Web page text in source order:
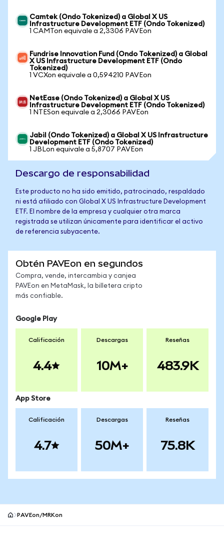
Camtek (Ondo Tokenized) a Global X US
Infrastructure Development ETF (Ondo Tokenized)
1 CAMTon equivale a 2,3306 PAVEon
Fundrise Innovation Fund (Ondo Tokenized) a Global
X US Infrastructure Development ETF (Ondo
Tokenized)
1 VCXon equivale a 0,594210 PAVEon
NetEase (Ondo Tokenized) a Global X US
Infrastructure Development ETF (Ondo Tokenized)
1 NTESon equivale a 2,3066 PAVEon
Jabil (Ondo Tokenized) a Global X US Infrastructure
Development ETF (Ondo Tokenized)
1 JBLon equivale a 5,8707 PAVEon
Descargo de responsabilidad
Este producto no ha sido emitido, patrocinado, respaldado
ni está afiliado con Global X US Infrastructure Development
ETF. El nombre de la empresa y cualquier otra marca
registrada se utilizan únicamente para identificar el activo
de referencia subyacente.
Obtén PAVEon en segundos
Compra, vende, intercambia y canjea
PAVEon en MetaMask, la billetera cripto
más confiable.
Google Play
Calificación
4.4
Descargas
10M+
Reseñas
483.9K
App Store
Calificación
4.7
Descargas
50M+
Reseñas
75.8K
PAVEon/MRKon